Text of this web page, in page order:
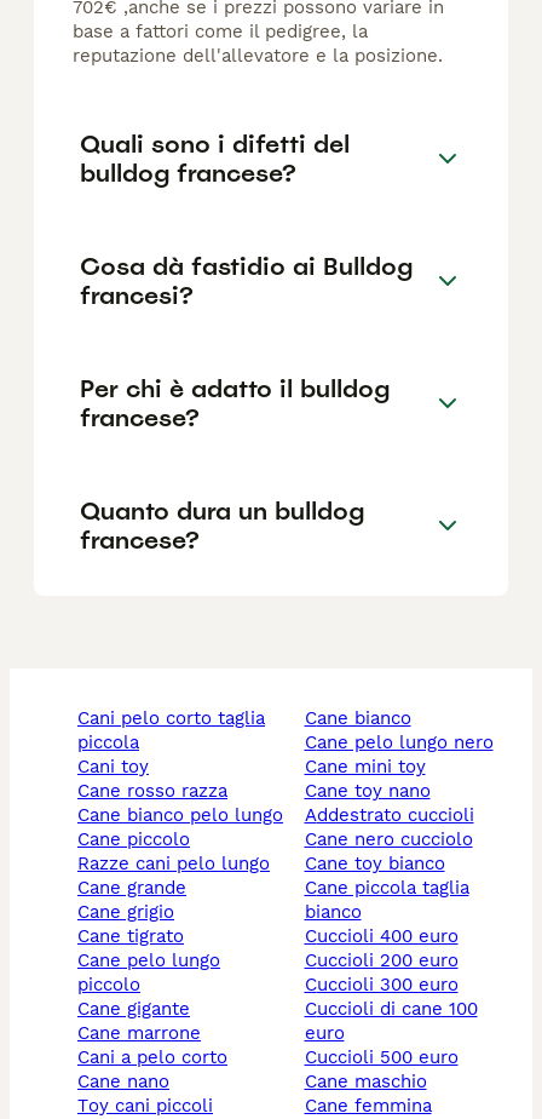
702€ ,anche se i prezzi possono variare in
base a fattori come il pedigree, la
reputazione dell'allevatore e la posizione.
Quali sono i difetti del
bulldog francese?
Cosa dà fastidio ai Bulldog
francesi?
Per chi è adatto il bulldog
francese?
Quanto dura un bulldog
francese?
cani pelo corto taglia
piccola
cani toy
cane rosso razza
cane bianco pelo lungo
cane piccolo
razze cani pelo lungo
cane grande
cane grigio
cane tigrato
cane pelo lungo
piccolo
cane gigante
cane marrone
cani a pelo corto
cane nano
toy cani piccoli
cane bianco
cane pelo lungo nero
cane mini toy
cane toy nano
addestrato cuccioli
cane nero cucciolo
cane toy bianco
cane piccola taglia
bianco
cuccioli 400 euro
cuccioli 200 euro
cuccioli 300 euro
cuccioli di cane 100
euro
cuccioli 500 euro
cane maschio
cane femmina